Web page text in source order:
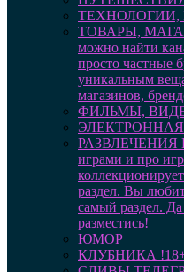
ТЕХНОЛОГИИ,
ТОВАРЫ,
можно найти
просто частные
уникальным
магазинов,
ФИЛЬМЫ,
РАЗВЛЕЧЕНИЯ
играми и про
раздел. Вы
самый раздел.
разместись!
ЮМОР
КЛУБНИКА